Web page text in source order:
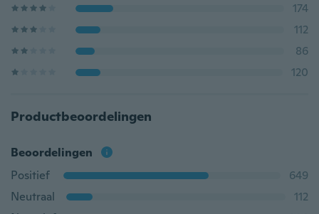
174
112
86
120
Productbeoordelingen
Beoordelingen
Positief
649
Neutraal
112